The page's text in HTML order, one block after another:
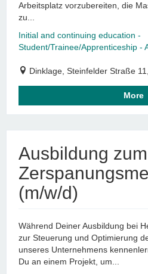
Arbeitsplatz vorzubereiten, die
zu...
Initial and continuing education -
Student/Trainee/Apprenticeship -
Dinklage, Steinfelder Straße
More
Ausbildung zum
(m/w/d)
Während Deiner Ausbildung bei
zur Steuerung und Optimierung
unseres Unternehmens
Du an einem Projekt, um...